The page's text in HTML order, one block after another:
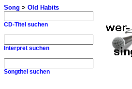
Song > Old Habits
CD-Titel suchen
Interpret suchen
Songtitel suchen